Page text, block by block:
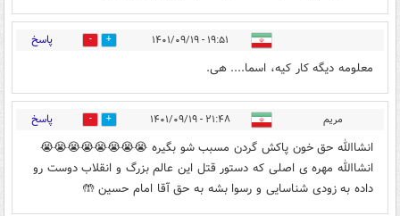
۱۹:۵۱ - ۱۴۰۱/۰۹/۱۹ 3 پاسخ
معلومه دیگه کار کیه، اسما.... هی.
مریم ۲۱:۴۸ - ۱۴۰۱/۰۹/۱۹ 0 پاسخ
انشاالله حق خون پاکش گردن مسبب شو بگیره 😭😭😭😭😭😭😭😭
انشاالله مهره ی اصلی که دستور قتل این عالم بزرگ و انقلاب دوست رو
داده به زودی شناسایی و رسوا بشه به حق آقا امام حسین 🤲